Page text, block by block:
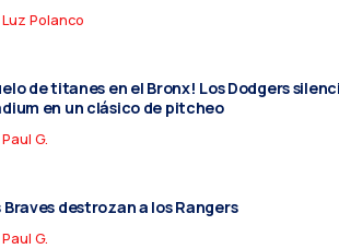
Luz Polanco
de titanes en el Bronx! Los Dodgers
en un clásico de pitcheo
Paul G.
Braves destrozan a los Rangers
Paul G.